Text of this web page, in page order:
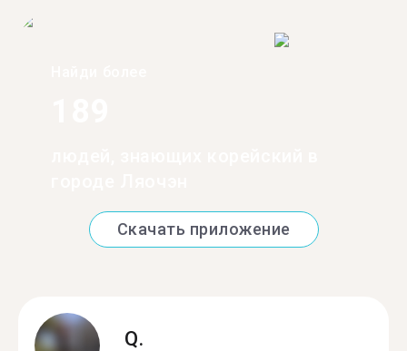
Скачать приложение
Q.